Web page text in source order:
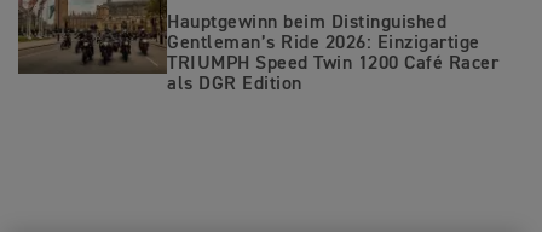
Hauptgewinn beim Distinguished
Gentleman’s Ride 2026: Einzigartige
TRIUMPH Speed Twin 1200 Café Racer
als DGR Edition